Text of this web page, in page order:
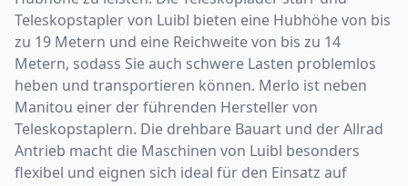
Teleskopstapler von Luibl bieten eine Hubhöhe von bis
zu 19 Metern und eine Reichweite von bis zu 14
Metern, sodass Sie auch schwere Lasten problemlos
heben und transportieren können. Merlo ist neben
Manitou einer der führenden Hersteller von
Teleskopstaplern. Die drehbare Bauart und der Allrad
Antrieb macht die Maschinen von Luibl besonders
flexibel und eignen sich ideal für den Einsatz auf